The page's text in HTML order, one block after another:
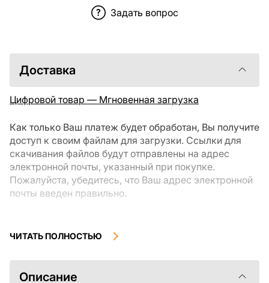
Задать вопрос
Доставка
Цифровой товар — Мгновенная загрузка
Как только Ваш платеж будет обработан, Вы получите
доступ к своим файлам для загрузки. Ссылки для
скачивания файлов будут отправлены на адрес
электронной почты, указанный при покупке.
Пожалуйста, убедитесь, что Ваш адрес электронной
почты введен правильно.
загрузки, не подлежат возврату или обмену после их
ознакомиться с описанием товара и задать все
интересующие Вас вопросы перед покупкой. Если у
ЧИТАТЬ ПОЛНОСТЬЮ
Описание